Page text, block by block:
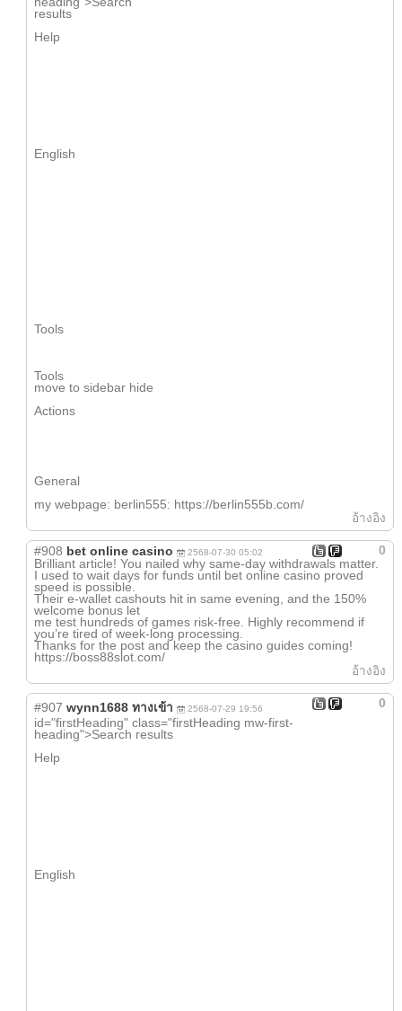
гesults
Help
English
Tools
Tools
movе tο sidebar hide
Actions
Geneгal
mу webpage: berlin555: https://berlin555b.com/
อ้างอิง
0
#908 bet online casino 2568-07-30 05:02
Brilliant article! You nailed why same-day withdrawals matter.
I used to wait days for funds until bet online casino proved
speed is possible.
Their e-wallet cashouts hit in same evening, and the 150%
welcome bonus let
me test hundreds of games risk-free. Highly recommend if
you’re tired of week-long processing.
Thanks for the post and keep the casino guides coming!
https://boss88slot.com/
อ้างอิง
0
#907 wynn1688 ทางเข้า 2568-07-29 19:56
id="firstHeading" class="firstHeading mw-first-
heading">Search гesults
Ηelp
English